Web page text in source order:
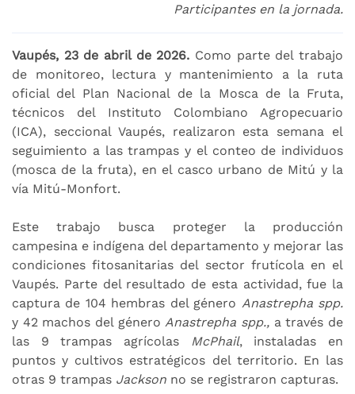
Participantes en la jornada.
Vaupés, 23 de abril de 2026. Como parte del trabajo
de monitoreo, lectura y mantenimiento a la ruta
oficial del Plan Nacional de la Mosca de la Fruta,
técnicos del Instituto Colombiano Agropecuario
(ICA), seccional Vaupés, realizaron esta semana el
seguimiento a las trampas y el conteo de individuos
(mosca de la fruta), en el casco urbano de Mitú y la
vía Mitú-Monfort.
Este trabajo busca proteger la producción
campesina e indígena del departamento y mejorar las
condiciones fitosanitarias del sector frutícola en el
Vaupés. Parte del resultado de esta actividad, fue la
captura de 104 hembras del género Anastrepha spp.
y 42 machos del géneroAnastrepha spp., a través de
las 9 trampas agrícolas McPhail, instaladas en
puntos y cultivos estratégicos del territorio. En las
otras 9 trampas Jackson no se registraron capturas.